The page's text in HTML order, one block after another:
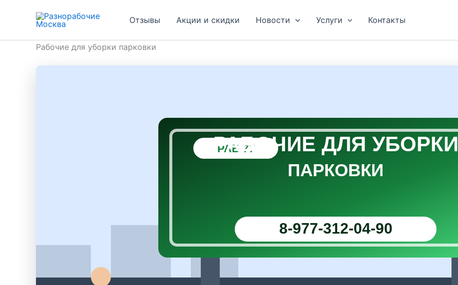
Отзывы Акции и скидки Новости Услуги Контакты
Рабочие для уборки парковки
РАБ 77
РАБОЧИЕ ДЛЯ УБОРКИ
ПАРКОВКИ
8-977-312-04-90